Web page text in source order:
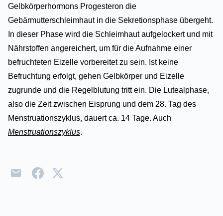
Gelbkörperhormons Progesteron die
Gebärmutterschleimhaut in die Sekretionsphase übergeht.
In dieser Phase wird die Schleimhaut aufgelockert und mit
Nährstoffen angereichert, um für die Aufnahme einer
befruchteten Eizelle vorbereitet zu sein. Ist keine
Befruchtung erfolgt, gehen Gelbkörper und Eizelle
zugrunde und die Regelblutung tritt ein. Die Lutealphase,
also die Zeit zwischen Eisprung und dem 28. Tag des
Menstruationszyklus, dauert ca. 14 Tage. Auch
Menstruationszyklus.